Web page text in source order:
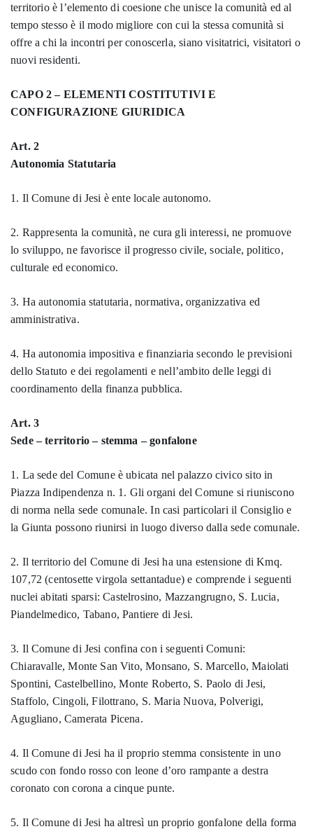
territorio è l’elemento di coesione che unisce la comunità ed al
tempo stesso è il modo migliore con cui la stessa comunità si
offre a chi la incontri per conoscerla, siano visitatrici, visitatori o
nuovi residenti.
CAPO 2 – ELEMENTI COSTITUTIVI E
CONFIGURAZIONE GIURIDICA
Art. 2
Autonomia Statutaria
1. Il Comune di Jesi è ente locale autonomo.
2. Rappresenta la comunità, ne cura gli interessi, ne promuove
lo sviluppo, ne favorisce il progresso civile, sociale, politico,
culturale ed economico.
3. Ha autonomia statutaria, normativa, organizzativa ed
amministrativa.
4. Ha autonomia impositiva e finanziaria secondo le previsioni
dello Statuto e dei regolamenti e nell’ambito delle leggi di
coordinamento della finanza pubblica.
Art. 3
Sede – territorio – stemma – gonfalone
1. La sede del Comune è ubicata nel palazzo civico sito in
Piazza Indipendenza n. 1. Gli organi del Comune si riuniscono
di norma nella sede comunale. In casi particolari il Consiglio e
la Giunta possono riunirsi in luogo diverso dalla sede comunale.
2. Il territorio del Comune di Jesi ha una estensione di Kmq.
107,72 (centosette virgola settantadue) e comprende i seguenti
nuclei abitati sparsi: Castelrosino, Mazzangrugno, S. Lucia,
Piandelmedico, Tabano, Pantiere di Jesi.
3. Il Comune di Jesi confina con i seguenti Comuni:
Chiaravalle, Monte San Vito, Monsano, S. Marcello, Maiolati
Spontini, Castelbellino, Monte Roberto, S. Paolo di Jesi,
Staffolo, Cingoli, Filottrano, S. Maria Nuova, Polverigi,
Agugliano, Camerata Picena.
4. Il Comune di Jesi ha il proprio stemma consistente in uno
scudo con fondo rosso con leone d’oro rampante a destra
coronato con corona a cinque punte.
5. Il Comune di Jesi ha altresì un proprio gonfalone della forma